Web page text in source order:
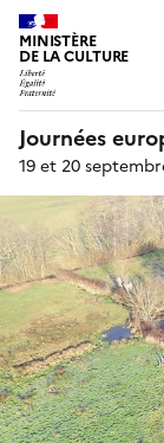
MINISTÈRE
DE LA CULTURE
Journées
19 et 20